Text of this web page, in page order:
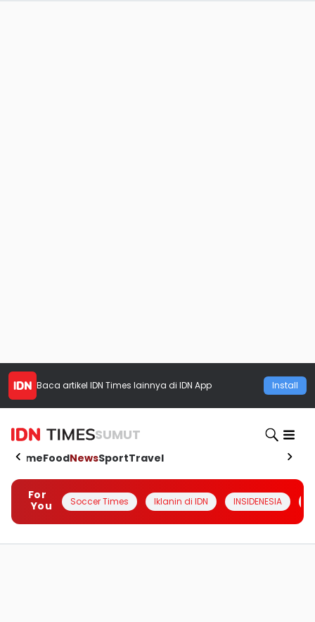
Baca artikel IDN Times lainnya di IDN App Install
SUMUT
HomeFoodNewsSportTravel
For
You
Soccer Times Iklanin di IDN INSIDENESIA